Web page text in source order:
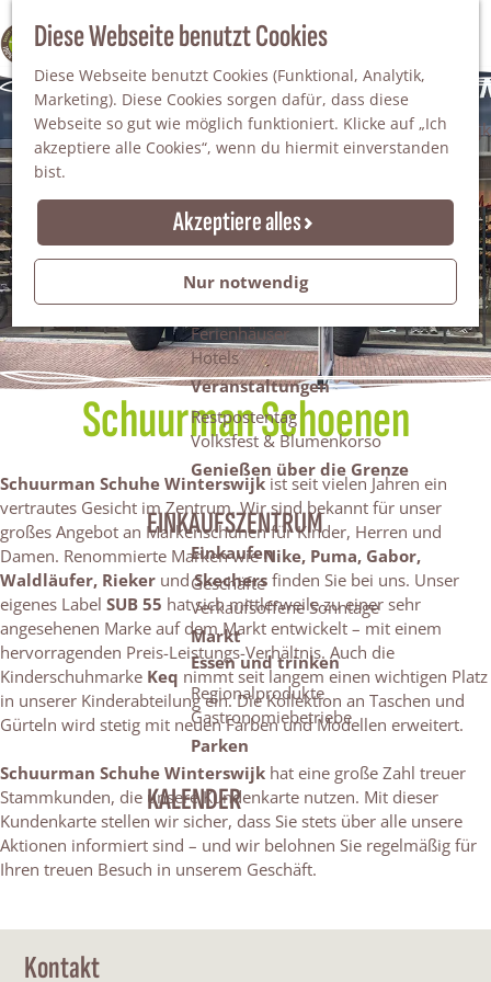
Diese Webseite benutzt Cookies
Diese Webseite benutzt Cookies (Funktional, Analytik,
Marketing). Diese Cookies sorgen dafür, dass diese
Webseite so gut wie möglich funktioniert. Klicke auf „Ich
akzeptiere alle Cookies“, wenn du hiermit einverstanden
bist.
Akzeptiere alles
Nur notwendig
100% WINTERSWIJK
S
u
c
h
e
n
M
e
n
ü
Da staunt man!
Freiheitsbäume
Natur
Naturgebiete
Nationaler Landschaftspark Winterswijk
Der Steingrube
Gärten & Parks
Übernachten
Campingplätze & Ferienparks
Gruppenunterkünfte
Bed & Breakfasts
Ferienhäuser
Hotels
Veranstaltungen
Restpostentag
Volksfest & Blumenkorso
Genießen über die Grenze
EINKAUFSZENTRUM
Einkaufen
Geschäfte
Verkaufsoffene Sonntage
Markt
Essen und trinken
Regionalprodukte
Gastronomiebetriebe
Parken
KALENDER
Schuurman Schoenen
Schuurman Schuhe Winterswijk ist seit vielen Jahren ein
vertrautes Gesicht im Zentrum. Wir sind bekannt für unser
großes Angebot an Markenschuhen für Kinder, Herren und
Damen. Renommierte Marken wieNike, Puma, Gabor,
Waldläufer, Rieker undSkechers finden Sie bei uns. Unser
eigenes Label SUB 55 hat sich mittlerweile zu einer sehr
angesehenen Marke auf dem Markt entwickelt – mit einem
hervorragenden Preis-Leistungs-Verhältnis. Auch die
Kinderschuhmarke Keq nimmt seit langem einen wichtigen Platz
in unserer Kinderabteilung ein. Die Kollektion an Taschen und
Gürteln wird stetig mit neuen Farben und Modellen erweitert.
Schuurman Schuhe Winterswijk hat eine große Zahl treuer
Stammkunden, die unsere Kundenkarte nutzen. Mit dieser
Kundenkarte stellen wir sicher, dass Sie stets über alle unsere
Aktionen informiert sind – und wir belohnen Sie regelmäßig für
Ihren treuen Besuch in unserem Geschäft.
Kontakt